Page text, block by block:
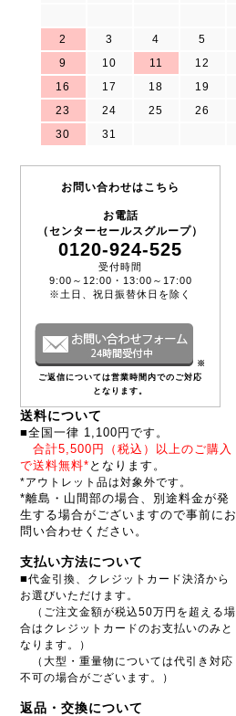
2
3 4 5
9
10 11 12
16
17 18 19
23
24 25 26
30
31
お問い合わせはこちら
お電話
（センターセールスグループ）
0120-924-525
受付時間
9:00～12:00・13:00～17:00
※土日、祝日振替休日を除く
※
ご返信については営業時間内でのご対応
となります。
送料について
■全国一律 1,100円です。
合計5,500円（税込）以上のご購入
で送料無料* となります。
*アウトレット品は対象外です。
*離島・山間部の場合、別途料金が発
生する場合がございますので事前にお
問い合わせください。
支払い方法について
■代金引換、クレジットカード決済から
お選びいただけます。
（ご注文金額が税込50万円を超える場
合はクレジットカードのお支払いのみと
なります。）
（大型・重量物については代引き対応
不可の場合がございます。）
返品・交換について